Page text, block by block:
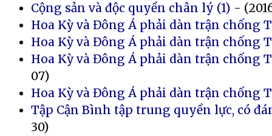
Cộng sản và độc quyền chân lý (1) -
Hoa Kỳ và Đông Á phải dàn trận chống
Hoa Kỳ và Đông Á phải dàn trận chống
Hoa Kỳ và Đông Á phải dàn trận chống
07)
Hoa Kỳ và Đông Á phải dàn trận chống
Tập Cận Bình tập trung quyền lực, có
30)